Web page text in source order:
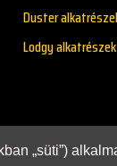
„süti”)
Duster
Lodgy alkatrészek